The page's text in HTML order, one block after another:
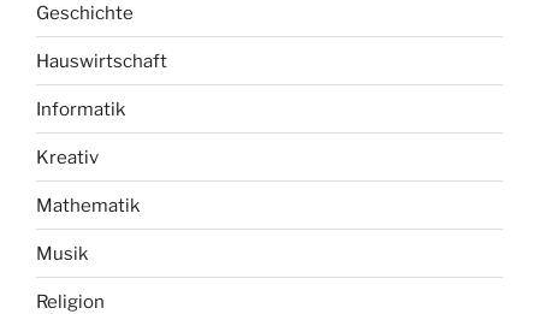
Geschichte
Hauswirtschaft
Informatik
Kreativ
Mathematik
Musik
Religion